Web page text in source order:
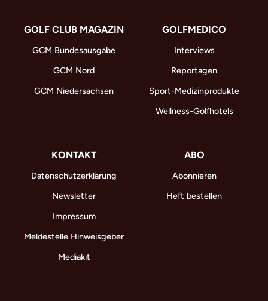
GOLF CLUB MAGAZIN
GCM Bundesausgabe
GCM Nord
GCM Niedersachsen
GOLFMEDICO
Interviews
Reportagen
Sport-Medizinprodukte
Wellness-Golfhotels
KONTAKT
Datenschutzerklärung
Newsletter
Impressum
Meldestelle Hinweisgeber
Mediakit
ABO
Abonnieren
Heft bestellen